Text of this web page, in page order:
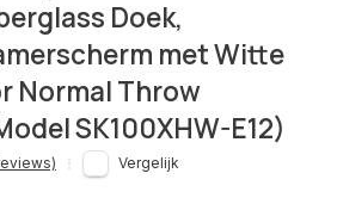
Doek,
met Witte
Normal Throw
SK100XHW-E12)
Vergelijk